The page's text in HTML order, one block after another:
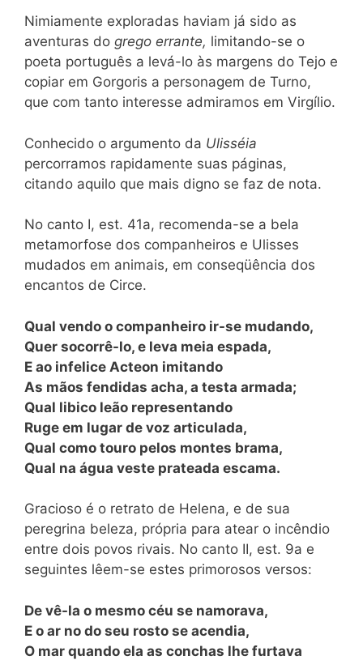
Nimiamente exploradas haviam já sido as
aventuras do grego errante, limitando-se o
poeta português a levá-lo às margens do Tejo e
copiar em Gorgoris a personagem de Turno,
que com tanto interesse admiramos em Virgílio.
Conhecido o argumento da Ulisséia
percorramos rapidamente suas páginas,
citando aquilo que mais digno se faz de nota.
No canto I, est. 41a, recomenda-se a bela
metamorfose dos companheiros e Ulisses
mudados em animais, em conseqüência dos
encantos de Circe.
Qual vendo o companheiro ir-se mudando,
Quer socorrê-lo, e leva meia espada,
E ao infelice Acteon imitando
As mãos fendidas acha, a testa armada;
Qual libico leão representando
Ruge em lugar de voz articulada,
Qual como touro pelos montes brama,
Qual na água veste prateada escama.
Gracioso é o retrato de Helena, e de sua
peregrina beleza, própria para atear o incêndio
entre dois povos rivais. No canto II, est. 9a e
seguintes lêem-se estes primorosos versos:
De vê-la o mesmo céu se namorava,
E o ar no do seu rosto se acendia,
O mar quando ela as conchas lhe furtava